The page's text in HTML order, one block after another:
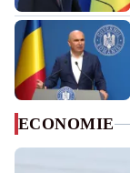
ECONOMIE